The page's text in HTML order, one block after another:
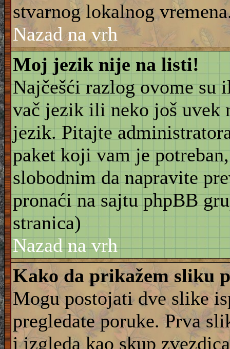
stvarnog lokalnog
Nazad na vrh
Moj jezik nije na listi!
Najčešći razlog ovome
vač jezik ili neko još uvek
jezik. Pitajte
paket koji vam je
slobodnim da napravite
pronaći na sajtu phpBB
stranica)
Nazad na vrh
Kako da prikažem sliku
Mogu postojati dve slike
pregledate poruke. Prva
i izgleda kao skup